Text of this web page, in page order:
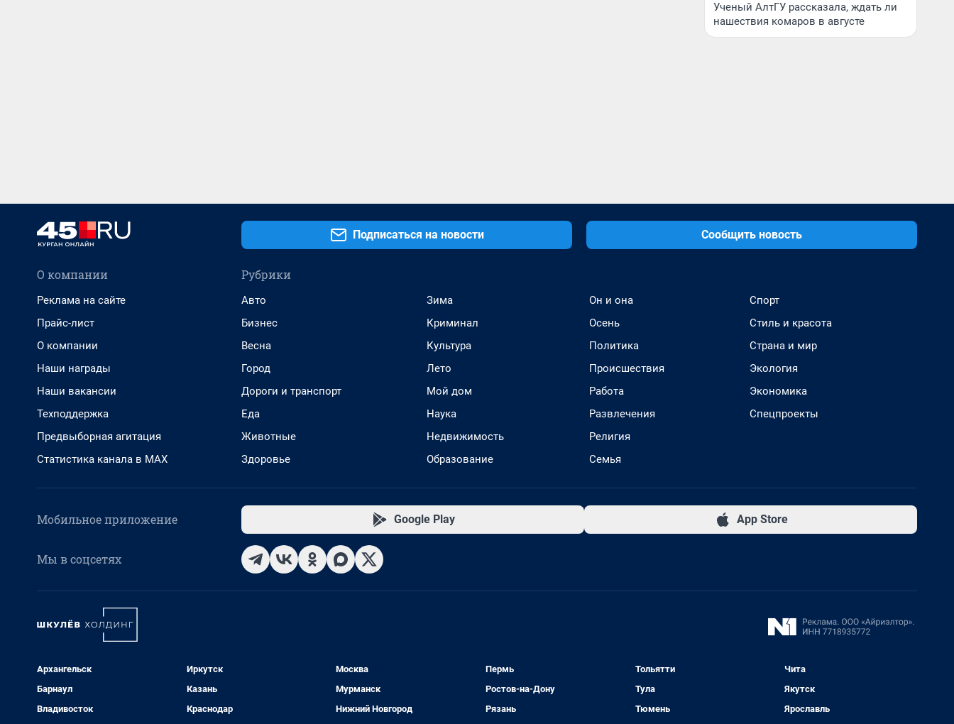
Ученый АлтГУ рассказала, ждать ли
нашествия комаров в августе
Подписаться на новости Сообщить новость
О компании
Реклама на сайте
Прайс-лист
О компании
Наши награды
Наши вакансии
Техподдержка
Предвыборная агитация
Статистика канала в MAX
Рубрики
Авто
Бизнес
Весна
Город
Дороги и транспорт
Еда
Животные
Здоровье
Зима
Криминал
Культура
Лето
Мой дом
Наука
Недвижимость
Образование
Он и она
Осень
Политика
Происшествия
Работа
Развлечения
Религия
Семья
Спорт
Стиль и красота
Страна и мир
Экология
Экономика
Спецпроекты
Мобильное приложение Google Play App Store
Мы в соцсетях
Архангельск
Барнаул
Владивосток
Иркутск
Казань
Краснодар
Москва
Мурманск
Нижний Новгород
Пермь
Ростов-на-Дону
Рязань
Тольятти
Тула
Тюмень
Чита
Якутск
Ярославль